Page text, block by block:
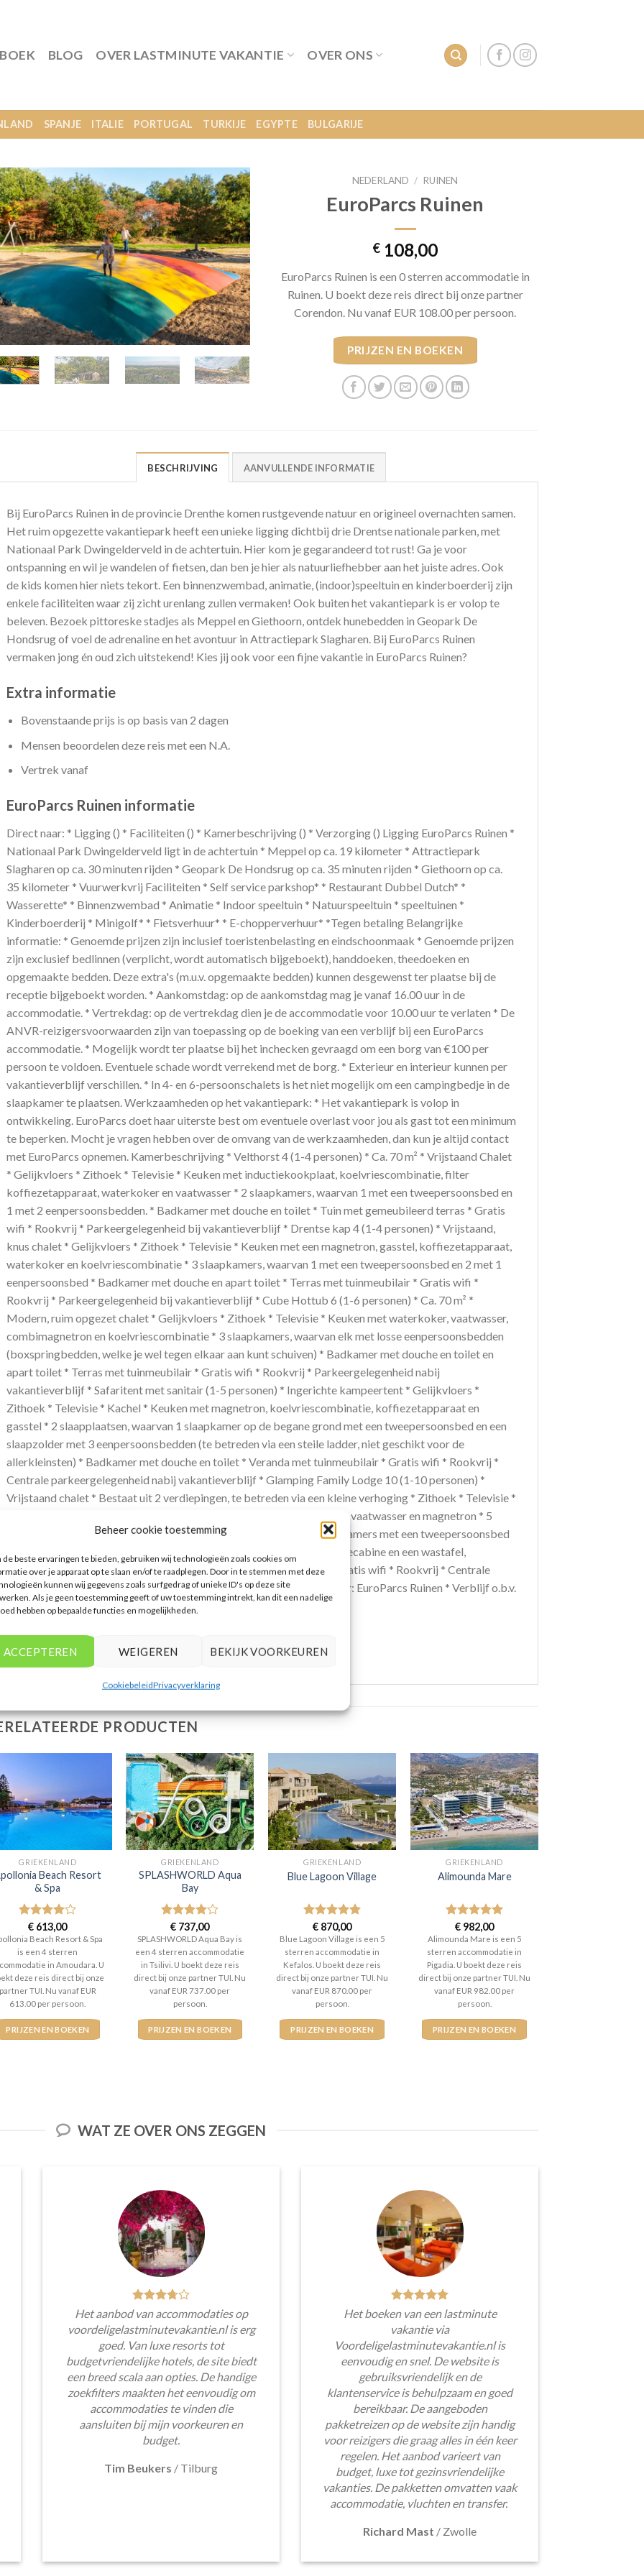
Beheer cookie toestemming
de beste ervaringen te bieden, gebruiken wij technologieën zoals cookies om
over je apparaat op te slaan en/of te raadplegen. Door in te stemmen met deze
kunnen wij gegevens zoals surfgedrag of unieke ID's op deze site
Als je geen toestemming geeft of uw toestemming intrekt, kan dit een nadelige
hebben op bepaalde functies en mogelijkheden.
ACCEPTEREN WEIGEREN BEKIJK VOORKEUREN
CookiebeleidPrivacyverklaring
BLOG OVER LASTMINUTE VAKANTIE OVER ONS
SPANJE ITALIE PORTUGAL TURKIJE EGYPTE BULGARIJE
NEDERLAND / RUINEN
EuroParcs Ruinen
€ 108,00
EuroParcs Ruinen is een 0 sterren accommodatie in
Ruinen. U boekt deze reis direct bij onze partner
Corendon. Nu vanaf EUR 108.00 per persoon.
PRIJZEN EN BOEKEN
BESCHRIJVING AANVULLENDE INFORMATIE
Bij EuroParcs Ruinen in de provincie Drenthe komen rustgevende natuur en origineel overnachten samen.
Het ruim opgezette vakantiepark heeft een unieke ligging dichtbij drie Drentse nationale parken, met
Nationaal Park Dwingelderveld in de achtertuin. Hier kom je gegarandeerd tot rust! Ga je voor
ontspanning en wil je wandelen of fietsen, dan ben je hier als natuurliefhebber aan het juiste adres. Ook
de kids komen hier niets tekort. Een binnenzwembad, animatie, (indoor)speeltuin en kinderboerderij zijn
enkele faciliteiten waar zij zicht urenlang zullen vermaken! Ook buiten het vakantiepark is er volop te
beleven. Bezoek pittoreske stadjes als Meppel en Giethoorn, ontdek hunebedden in Geopark De
Hondsrug of voel de adrenaline en het avontuur in Attractiepark Slagharen. Bij EuroParcs Ruinen
vermaken jong én oud zich uitstekend! Kies jij ook voor een fijne vakantie in EuroParcs Ruinen?
Extra informatie
Bovenstaande prijs is op basis van 2 dagen
Mensen beoordelen deze reis met een N.A.
Vertrek vanaf
EuroParcs Ruinen informatie
Direct naar: * Ligging () * Faciliteiten () * Kamerbeschrijving () * Verzorging () Ligging EuroParcs Ruinen *
Nationaal Park Dwingelderveld ligt in de achtertuin * Meppel op ca. 19 kilometer * Attractiepark
Slagharen op ca. 30 minuten rijden * Geopark De Hondsrug op ca. 35 minuten rijden * Giethoorn op ca.
35 kilometer * Vuurwerkvrij Faciliteiten * Self service parkshop* * Restaurant Dubbel Dutch* *
Wasserette* * Binnenzwembad * Animatie * Indoor speeltuin * Natuurspeeltuin * speeltuinen *
Kinderboerderij * Minigolf* * Fietsverhuur* * E-chopperverhuur* *Tegen betaling Belangrijke
informatie: * Genoemde prijzen zijn inclusief toeristenbelasting en eindschoonmaak * Genoemde prijzen
zijn exclusief bedlinnen (verplicht, wordt automatisch bijgeboekt), handdoeken, theedoeken en
opgemaakte bedden. Deze extra's (m.u.v. opgemaakte bedden) kunnen desgewenst ter plaatse bij de
receptie bijgeboekt worden. * Aankomstdag: op de aankomstdag mag je vanaf 16.00 uur in de
accommodatie. * Vertrekdag: op de vertrekdag dien je de accommodatie voor 10.00 uur te verlaten * De
ANVR-reizigersvoorwaarden zijn van toepassing op de boeking van een verblijf bij een EuroParcs
accommodatie. * Mogelijk wordt ter plaatse bij het inchecken gevraagd om een borg van €100 per
persoon te voldoen. Eventuele schade wordt verrekend met de borg. * Exterieur en interieur kunnen per
vakantieverblijf verschillen. * In 4- en 6-persoonschalets is het niet mogelijk om een campingbedje in de
slaapkamer te plaatsen. Werkzaamheden op het vakantiepark: * Het vakantiepark is volop in
ontwikkeling. EuroParcs doet haar uiterste best om eventuele overlast voor jou als gast tot een minimum
te beperken. Mocht je vragen hebben over de omvang van de werkzaamheden, dan kun je altijd contact
met EuroParcs opnemen. Kamerbeschrijving * Velthorst 4 (1-4 personen) * Ca. 70 m² * Vrijstaand Chalet
* Gelijkvloers * Zithoek * Televisie * Keuken met inductiekookplaat, koelvriescombinatie, filter
koffiezetapparaat, waterkoker en vaatwasser * 2 slaapkamers, waarvan 1 met een tweepersoonsbed en
1 met 2 eenpersoonsbedden. * Badkamer met douche en toilet * Tuin met gemeubileerd terras * Gratis
wifi * Rookvrij * Parkeergelegenheid bij vakantieverblijf * Drentse kap 4 (1-4 personen) * Vrijstaand,
knus chalet * Gelijkvloers * Zithoek * Televisie * Keuken met een magnetron, gasstel, koffiezetapparaat,
waterkoker en koelvriescombinatie * 3 slaapkamers, waarvan 1 met een tweepersoonsbed en 2 met 1
eenpersoonsbed * Badkamer met douche en apart toilet * Terras met tuinmeubilair * Gratis wifi *
Rookvrij * Parkeergelegenheid bij vakantieverblijf * Cube Hottub 6 (1-6 personen) * Ca. 70 m² *
Modern, ruim opgezet chalet * Gelijkvloers * Zithoek * Televisie * Keuken met waterkoker, vaatwasser,
combimagnetron en koelvriescombinatie * 3 slaapkamers, waarvan elk met losse eenpersoonsbedden
(boxspringbedden, welke je wel tegen elkaar aan kunt schuiven) * Badkamer met douche en toilet en
apart toilet * Terras met tuinmeubilair * Gratis wifi * Rookvrij * Parkeergelegenheid nabij
vakantieverblijf * Safaritent met sanitair (1-5 personen) * Ingerichte kampeertent * Gelijkvloers *
Zithoek * Televisie * Kachel * Keuken met magnetron, koelvriescombinatie, koffiezetapparaat en
gasstel * 2 slaapplaatsen, waarvan 1 slaapkamer op de begane grond met een tweepersoonsbed en een
slaapzolder met 3 eenpersoonsbedden (te betreden via een steile ladder, niet geschikt voor de
allerkleinsten) * Badkamer met douche en toilet * Veranda met tuinmeubilair * Gratis wifi * Rookvrij *
Centrale parkeergelegenheid nabij vakantieverblijf * Glamping Family Lodge 10 (1-10 personen) *
Vrijstaand chalet * Bestaat uit 2 verdiepingen, te betreden via een kleine verhoging * Zithoek * Televisie *
Kachel * Keuken met koffiezetapparaat, gasstel, koelvriescombinatie, vaatwasser en magnetron * 5
slaapruimtes, waarvan 2 kamers met een bedstee voor 2 personen, 2 kamers met een tweepersoonsbed
en 1 slaapzolder voor 2 personen * 2 badkamers, beide met een douchecabine en een wastafel,
daarnaast zijn er nog 2 aparte toiletten * Terras met tuinmeubilair * Gratis wifi * Rookvrij * Centrale
parkeergelegenheid nabij vakantieverblijf Verzorging Zomer & Winter: EuroParcs Ruinen * Verblijf o.b.v.
Logies
PRODUCTEN
GRIEKENLAND
Beach Resort
& Spa
Gewaardeerd
4uit 5
€ 613,00
Beach Resort & Spa
is een 4 sterren
in Amoudara. U
deze reis direct bij onze
partner TUI. Nu vanaf EUR
613.00 per persoon.
PRIJZEN EN BOEKEN
GRIEKENLAND
SPLASHWORLD Aqua
Bay
Gewaardeerd
4uit 5
€ 737,00
SPLASHWORLD Aqua Bay is
een 4 sterren accommodatie
in Tsilivi. U boekt deze reis
direct bij onze partner TUI. Nu
vanaf EUR 737.00 per
persoon.
PRIJZEN EN BOEKEN
GRIEKENLAND
Blue Lagoon Village
Gewaardeerd
5uit 5
€ 870,00
Blue Lagoon Village is een 5
sterren accommodatie in
Kefalos. U boekt deze reis
direct bij onze partner TUI. Nu
vanaf EUR 870.00 per
persoon.
PRIJZEN EN BOEKEN
GRIEKENLAND
Alimounda Mare
Gewaardeerd
5uit 5
€ 982,00
Alimounda Mare is een 5
sterren accommodatie in
Pigadia. U boekt deze reis
direct bij onze partner TUI. Nu
vanaf EUR 982.00 per
persoon.
PRIJZEN EN BOEKEN
WAT ZE OVER ONS ZEGGEN
Het aanbod van accommodaties op
voordeligelastminutevakantie.nl is erg
goed. Van luxe resorts tot
budgetvriendelijke hotels, de site biedt
een breed scala aan opties. De handige
zoekfilters maakten het eenvoudig om
accommodaties te vinden die
aansluiten bij mijn voorkeuren en
budget.
Tim Beukers / Tilburg
Het boeken van een lastminute
vakantie via
Voordeligelastminutevakantie.nl is
eenvoudig en snel. De website is
gebruiksvriendelijk en de
klantenservice is behulpzaam en goed
bereikbaar. De aangeboden
pakketreizen op de website zijn handig
voor reizigers die graag alles in één keer
regelen. Het aanbod varieert van
budget, luxe tot gezinsvriendelijke
vakanties. De pakketten omvatten vaak
accommodatie, vluchten en transfer.
Richard Mast / Zwolle